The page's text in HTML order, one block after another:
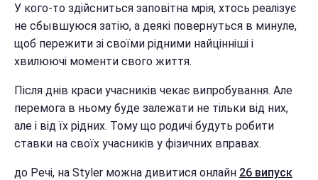
У кого-то здійсниться заповітна мрія, хтось реалізує
не сбывшуюся затію, а деякі повернуться в минуле,
щоб пережити зі своїми рідними найцінніші і
хвилюючі моменти свого життя.
Після днів краси учасників чекає випробування. Але
перемога в ньому буде залежати не тільки від них,
але і від їх рідних. Тому що родичі будуть робити
ставки на своїх учасників у фізичних вправах.
до Речі, на Styler можна дивитися онлайн 26 випуск